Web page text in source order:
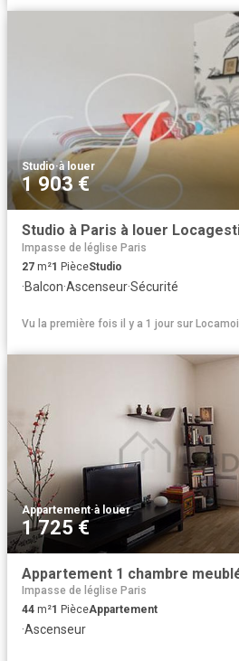
Studio·à louer
1 903 €
Impasse de léglise Paris
27 m²1 PièceStudio
·Balcon·Ascenseur·Sécurité
Vu la première fois il y a 1 jour sur Locamoi
Appartement·à louer
1 725 €
Impasse de léglise Paris
44 m²1 PièceAppartement
·Ascenseur